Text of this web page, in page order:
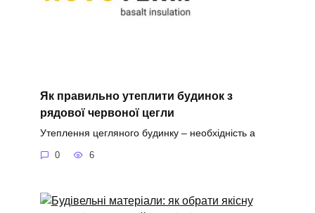
Як правильно утеплити будинок з
рядової червоної цегли
Утеплення цегляного будинку – необхідність а
0 6